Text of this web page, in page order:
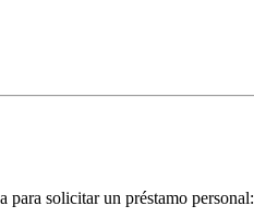
solicitar un préstamo personal: